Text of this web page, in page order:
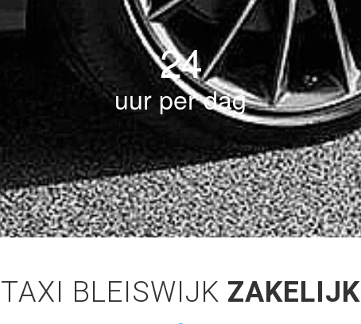
24
uur per dag
TAXI BLEISWIJK ZAKELIJK